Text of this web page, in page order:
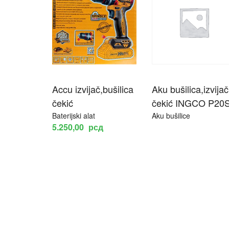
Accu izvijač,bušilica
čekić
Baterijski alat
5.250,00 рсд
Aku
čekić INGCO
Aku bušilice